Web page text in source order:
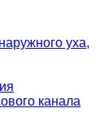
уха,
канала